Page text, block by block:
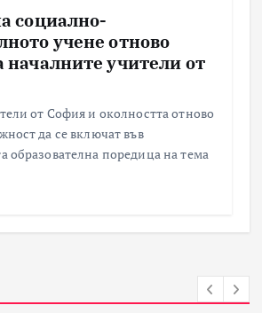
социално-
учене отново
началните учители от
от София и околността отново
да се включат във
образователна поредица на тема